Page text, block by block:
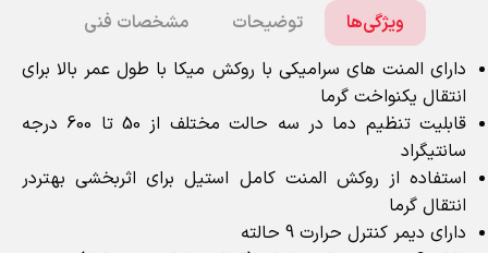
ویژگی‌ها توضیحات
مشخصات فنی
دارای المنت های سرامیکی با روکش میکا با طول عمر بالا برای
انتقال یکنواخت گرما
قابلیت تنظیم دما در سه حالت مختلف از 50 تا 600 درجه
سانتیگراد
استفاده از روکش المنت کامل استیل برای اثربخشی بهتردر
انتقال گرما
دارای دیمر کنترل حرارت 9 حالته